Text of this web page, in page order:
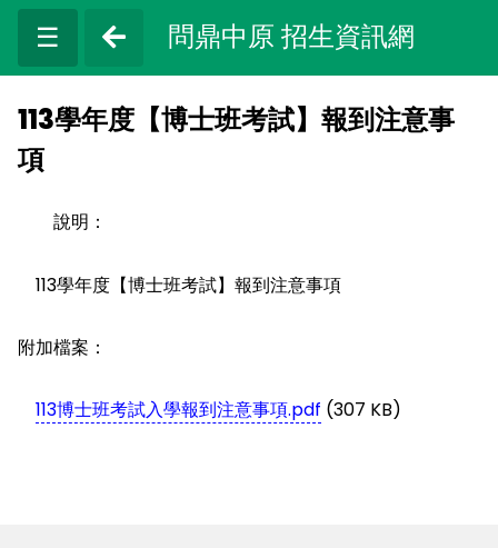
☰ 問鼎中原 招生資訊網
113學年度【博士班考試】報到注意事
項
說明：
113學年度【博士班考試】報到注意事項
附加檔案：
113博士班考試入學報到注意事項.pdf (307 KB)